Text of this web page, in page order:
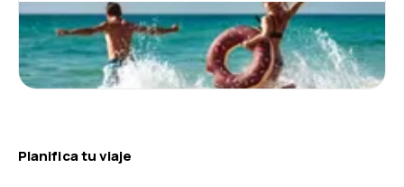
Planifica tu viaje